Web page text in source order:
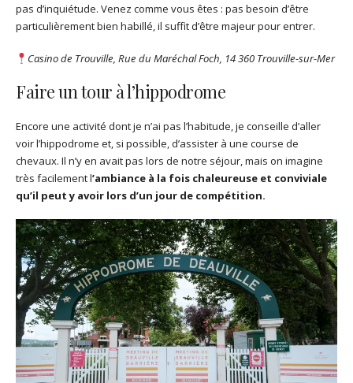
pas d’inquiétude. Venez comme vous êtes : pas besoin d’être
particulièrement bien habillé, il suffit d’être majeur pour entrer.
Casino de Trouville, Rue du Maréchal Foch, 14 360 Trouville-sur-Mer
Faire un tour à l’hippodrome
Encore une activité dont je n’ai pas l’habitude, je conseille d’aller
voir l’hippodrome et, si possible, d’assister à une course de
chevaux. Il n’y en avait pas lors de notre séjour, mais on imagine
très facilement l’ambiance à la fois chaleureuse et conviviale
qu’il peut y avoir lors d’un jour de compétition.